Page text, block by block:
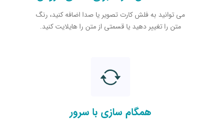
می توانید به فلش کارت تصویر یا صدا اضافه کنید، رنگ
متن را تغییر دهید یا قسمتی از متن را هایلایت کنید.
همگام سازی با سرور